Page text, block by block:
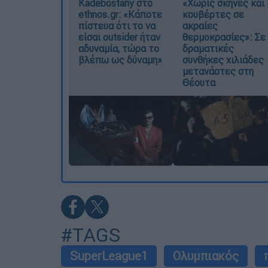
Kadebostany στο
ethnos.gr: «Κάποτε
πίστευα ότι το να
είσαι outsider ήταν
αδυναμία, τώρα το
βλέπω ως δύναμη»
«Χωρίς σκηνές και
κουβέρτες σε
ακραίες
θερμοκρασίες»: Σε
δραματικές
συνθήκες χιλιάδες
μετανάστες στη
Θέουτα
#TAGS
SuperLeague1 Ολυμπιακός